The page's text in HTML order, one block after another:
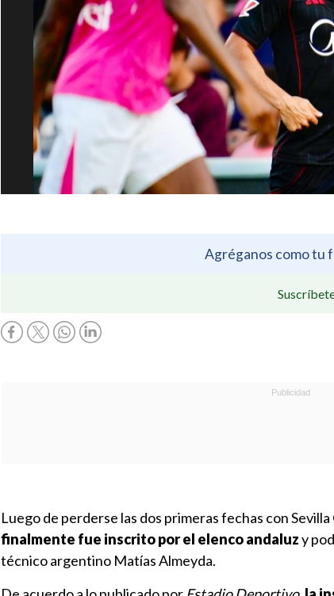
Agréganos como tu
Luego de perderse las dos primeras fechas con Sevilla
finalmente fue inscrito por el elenco andaluzy
técnico argentino Matías Almeyda.